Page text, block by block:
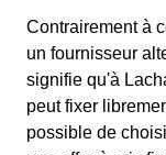
Contrairement à
un fournisseur
signifie qu'à
peut fixer
possible de